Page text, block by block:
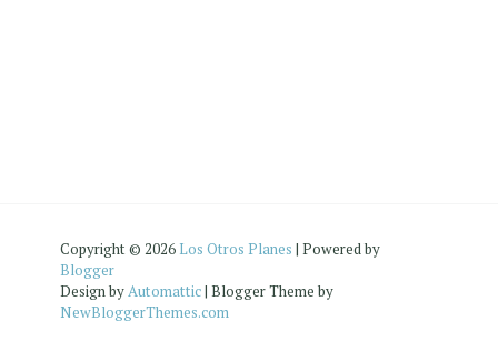
Copyright ©2026 Los Otros Planes | Powered by
Blogger
Design byAutomattic| Blogger Theme by
NewBloggerThemes.com